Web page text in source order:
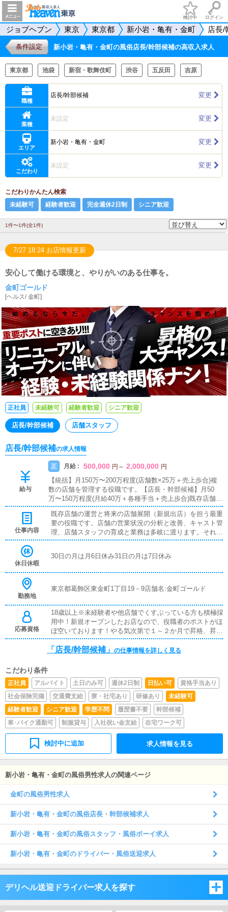
検討中 ログイン
ジョブヘブン 東京 東京都 新小岩・亀有・金町 店長/
条件設定 新小岩・亀有・金町の風俗店長/幹部候補の高収入求人
東京都 池袋 新宿・歌舞伎町 渋谷 五反田 吉原
職種
店長/幹部候補 変更
業種
未設定 変更
エリア
新小岩・亀有・金町 変更
こだわり
未設定 変更
こだわりかんたん検索
未経験可
経験者歓迎 完全週休2日制 シニア歓迎
1件〜1件(全1件)
7/27 18:24 お店情報更新
安心して働ける環境と、やりがいのある仕事を。
金町ゴールド
[ヘルス/金町]
正社員 未経験可 経験者歓迎 シニア歓迎
店長/幹部候補 店舗スタッフ
店長/幹部候補の求人情報
給与
正 月給 : 500,000 円 ～ 2,000,000 円
【統括】月150万〜200万程度(店舗数×25万＋売上歩合)複
数の店舗を管理する役職です。【店長・幹部候補】月50
万〜150万程度(月給40万＋各種手当＋売上歩合)既存店舗の
運営と将来の店舗展開を担う最重要の役職です。店舗の営
業状況の分析と改善、キャスト管理、店舗スタッフの育成
と業務は多岐に渡ります。それらの業務をこなしながら、
様々な考えを持つスタッフをひとつにまとめ、目標を達成
仕事内容
既存店舗の運営と将来の店舗展開（新規出店）を担う最重
要の役職です。店舗の営業状況の分析と改善、キャスト管
理、店舗スタッフの育成と業務は多岐に渡ります。それら
の業務をこなしながら、様々な考えを持つスタッフをひと
だきたいと思います。
休日休暇
30日の月は月6日休み31日の月は7日休み
勤務地
東京都葛飾区東金町1丁目19－9店舗名:金町ゴールド
応募資格
18歳以上※未経験者や他店舗でくすぶっている方も積極採
用中！新規オープンしたお店なので、役職者のポストがほ
ぼ空いております！やる気次第で１～２か月で昇格、昇給
も可能です！！
「店長/幹部候補」 の仕事情報を詳しく見る
こだわり条件
正社員 アルバイト 土日のみ可 週休2日制 日払い可
資格手当あり
社会保険完備
交通費支給 寮・社宅あり 研修あり
未経験可
経験者歓迎
シニア歓迎 学歴不問 履歴書不要
幹部候補
車･バイク通勤可
制服貸与 入社祝い金支給 在宅ワーク可
検討中に追加 求人情報を見る
新小岩・亀有・金町の風俗男性求人の関連ページ
金町の風俗男性求人
新小岩・亀有・金町の風俗店長・幹部候補求人
新小岩・亀有・金町の風俗スタッフ・風俗ボーイ求人
新小岩・亀有・金町のドライバー・風俗送迎求人
デリヘル送迎ドライバー求人を探す